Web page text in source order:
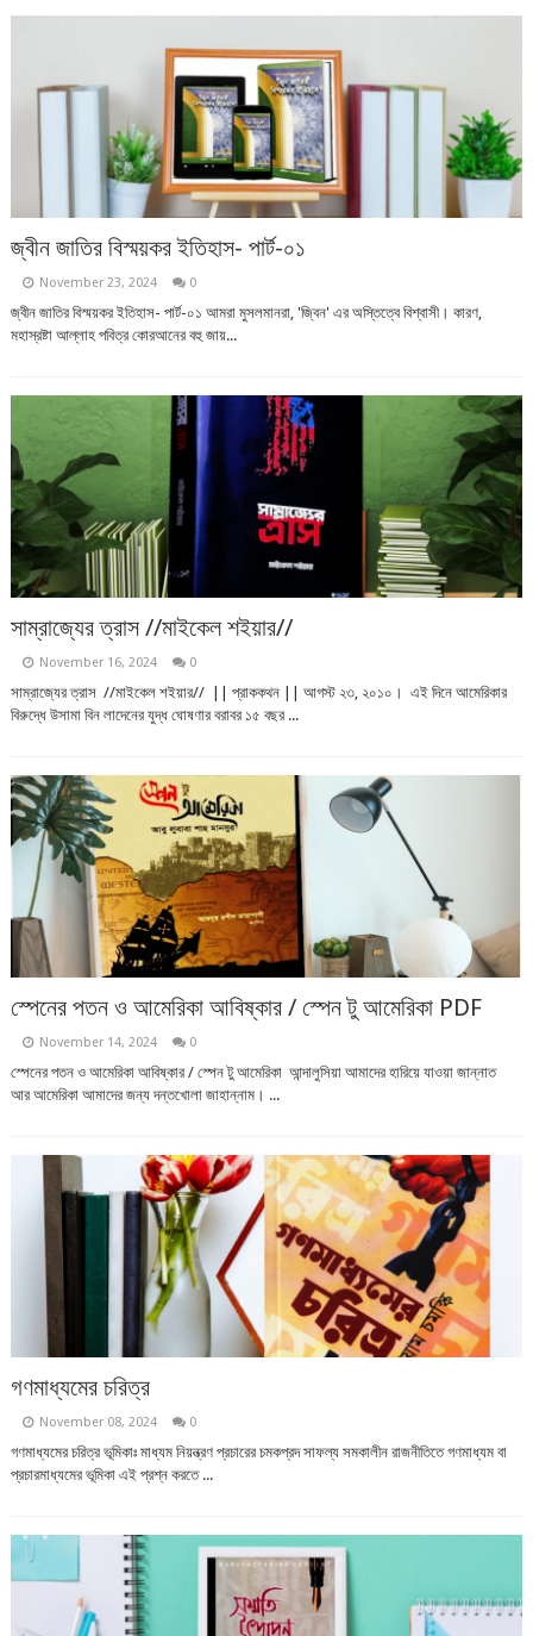
জ্বীন জাতির বিস্ময়কর ইতিহাস- পার্ট-০১
November 23, 2024 0
জ্বীন জাতির বিস্ময়কর ইতিহাস- পার্ট-০১ আমরা মুসলমানরা, 'জ্বিন' এর অস্তিত্বে বিশ্বাসী। কারণ,
মহাস্রষ্টা আল্লাহ পবিত্র কোরআনের বহু জায়...
সাম্রাজ্যের ত্রাস //মাইকেল শইয়ার//
November 16, 2024 0
সাম্রাজ্যের ত্রাস //মাইকেল শইয়ার// || প্রাককথন || আগস্ট ২৩, ২০১০। এই দিনে আমেরিকার
বিরুদ্ধে উসামা বিন লাদেনের যুদ্ধ ঘোষণার বরাবর ১৫ বছর ...
স্পেনের পতন ও আমেরিকা আবিষ্কার / স্পেন টু আমেরিকা PDF
November 14, 2024 0
স্পেনের পতন ও আমেরিকা আবিষ্কার / স্পেন টু আমেরিকা আন্দালুসিয়া আমাদের হারিয়ে যাওয়া জান্নাত
আর আমেরিকা আমাদের জন্য দন্তখোলা জাহান্নাম। ...
গণমাধ্যমের চরিত্র
November 08, 2024 0
গণমাধ্যমের চরিত্র ভূমিকাঃ মাধ্যম নিয়ন্ত্রণ প্রচারের চমকপ্রদ সাফল্য সমকালীন রাজনীতিতে গণমাধ্যম বা
প্রচারমাধ্যমের ভূমিকা এই প্রশ্ন করতে ...